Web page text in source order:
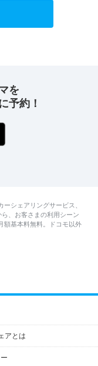
を
予約！
シェアリングサービス、
、お客さまの利用シーン
額基本料無料。ドコモ以外
アとは